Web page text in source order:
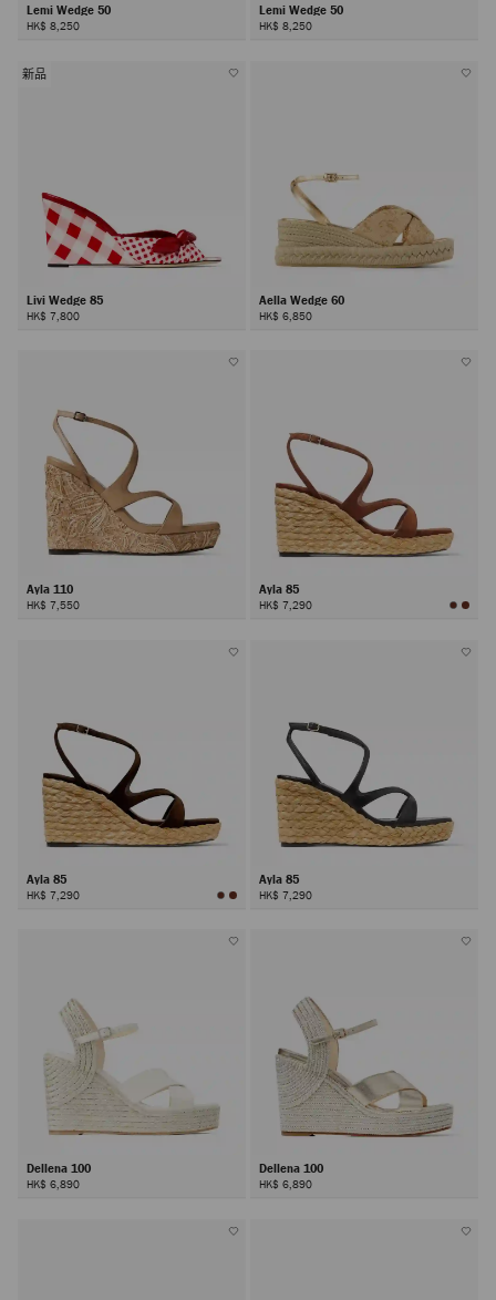
Lemi Wedge 50
HK$ 8,250
Lemi Wedge 50
HK$ 8,250
新品
Livi Wedge 85
HK$ 7,800
Aella Wedge 60
HK$ 6,850
Ayla 110
HK$ 7,550
Ayla 85
HK$ 7,290
Ayla 85
HK$ 7,290
Ayla 85
HK$ 7,290
Dellena 100
HK$ 6,890
Dellena 100
HK$ 6,890